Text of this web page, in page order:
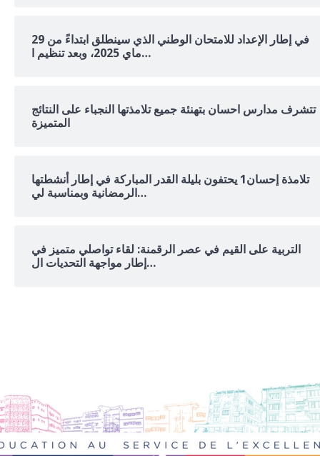
في إطار الإعداد للامتحان الوطني الذي سينطلق ابتداءً من 29
ماي 2025، وبعد تنظيم ا…
تتشرف مدارس احسان بتهنئة جميع تلامذتها النجباء على النتائج
المتميزة
تلامذة إحسان1 يحتفون بليلة القدر المباركة في إطار أنشطتها
الرمضانية وبمناسبة لي…
التربية على القيم في عصر الرقمنة: لقاء تواصلي متميز في
إطار مواجهة التحديات ال…